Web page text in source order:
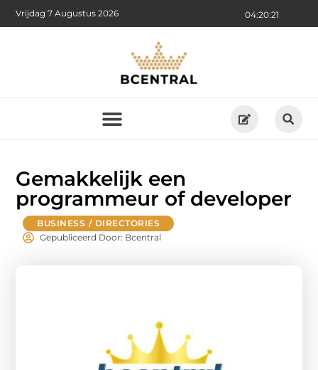
04:20:22
Vrijdag 7 Augustus 2026
Gemakkelijk een
programmeur of developer
BUSINESS / DIRECTORIES
Gepubliceerd Door: Bcentral